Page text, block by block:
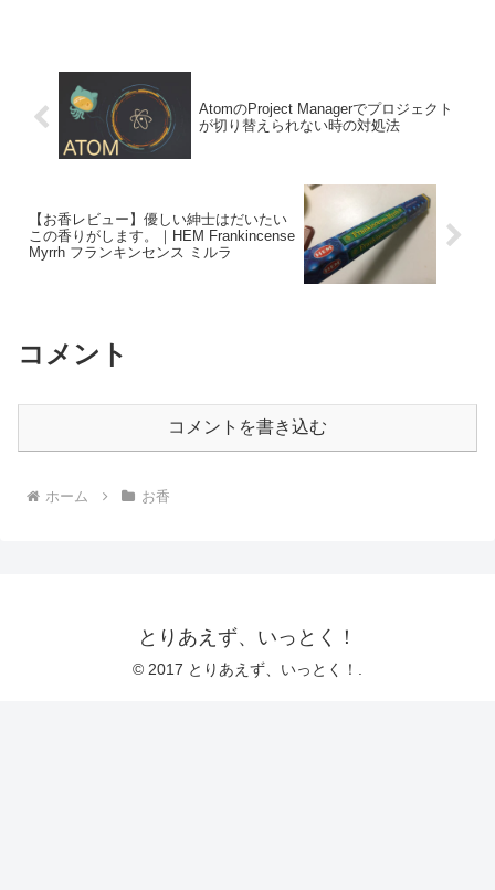
AtomのProject Managerでプロジェクト
が切り替えられない時の対処法
【お香レビュー】優しい紳士はだいたい
この香りがします。｜HEM Frankincense
Myrrh フランキンセンス ミルラ
コメント
コメントを書き込む
ホーム お香
とりあえず、いっとく！
© 2017 とりあえず、いっとく！.